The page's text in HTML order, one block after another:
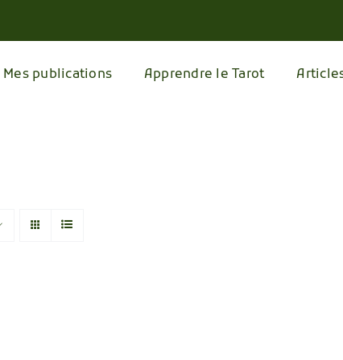
Mes publications Apprendre le Tarot